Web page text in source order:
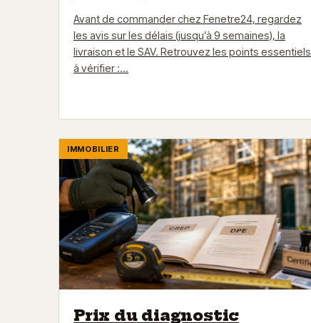
Avant de commander chez Fenetre24, regardez
les avis sur les délais (jusqu’à 9 semaines), la
livraison et le SAV. Retrouvez les points essentiels
à vérifier :…
IMMOBILIER
Prix du diagnostic